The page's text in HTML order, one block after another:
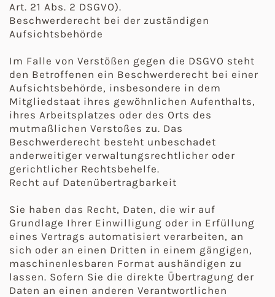
Art. 21 Abs. 2 DSGVO).
Beschwerderecht bei der zuständigen
Aufsichtsbehörde
Im Falle von Verstößen gegen die DSGVO steht
den Betroffenen ein Beschwerderecht bei einer
Aufsichtsbehörde, insbesondere in dem
Mitgliedstaat ihres gewöhnlichen Aufenthalts,
ihres Arbeitsplatzes oder des Orts des
mutmaßlichen Verstoßes zu. Das
Beschwerderecht besteht unbeschadet
anderweitiger verwaltungsrechtlicher oder
gerichtlicher Rechtsbehelfe.
Recht auf Datenübertragbarkeit
Sie haben das Recht, Daten, die wir auf
Grundlage Ihrer Einwilligung oder in Erfüllung
eines Vertrags automatisiert verarbeiten, an
sich oder an einen Dritten in einem gängigen,
maschinenlesbaren Format aushändigen zu
lassen. Sofern Sie die direkte Übertragung der
Daten an einen anderen Verantwortlichen